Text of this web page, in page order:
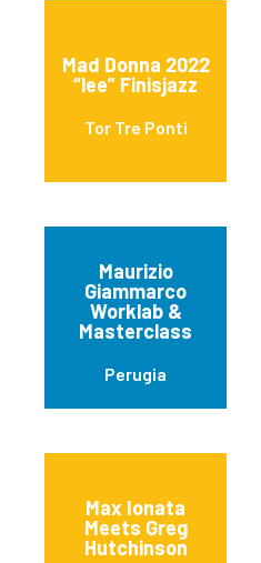
Mad Donna 2022
“lee” Finisjazz
Tor Tre Ponti
Maurizio
Giammarco
Worklab &
Masterclass
Perugia
Max Ionata
Meets Greg
Hutchinson